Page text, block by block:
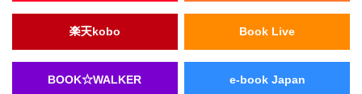
楽天kobo Book Live
BOOK☆WALKER e-book Japan